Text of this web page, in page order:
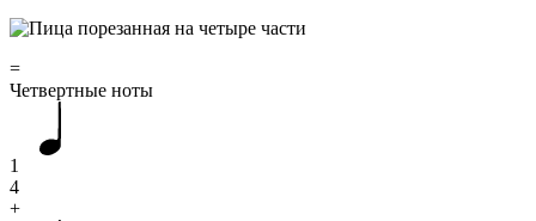
=
Четвертные ноты
1
4
+